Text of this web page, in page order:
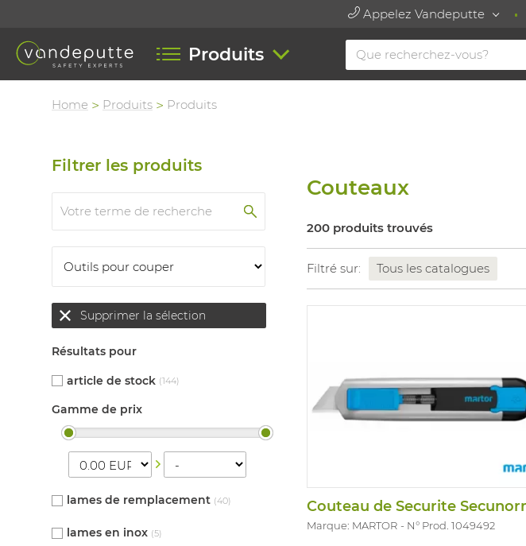
Appelez Vandeputte
Produits
Home Produits Produits
Filtrer les produits
Supprimer la sélection
Résultats pour
article de stock (144)
Gamme de prix
lames de remplacement (40)
lames en inox (5)
Couteaux
200 produits trouvés
Filtré sur: Tous les catalogues
Marque: MARTOR N° Prod. 1049492